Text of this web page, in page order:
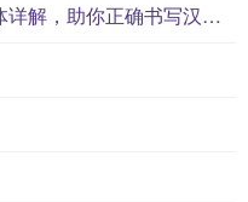
易的繁体字怎么写？这份易字繁体详解，助你正确书写汉字_汉字繁体学习